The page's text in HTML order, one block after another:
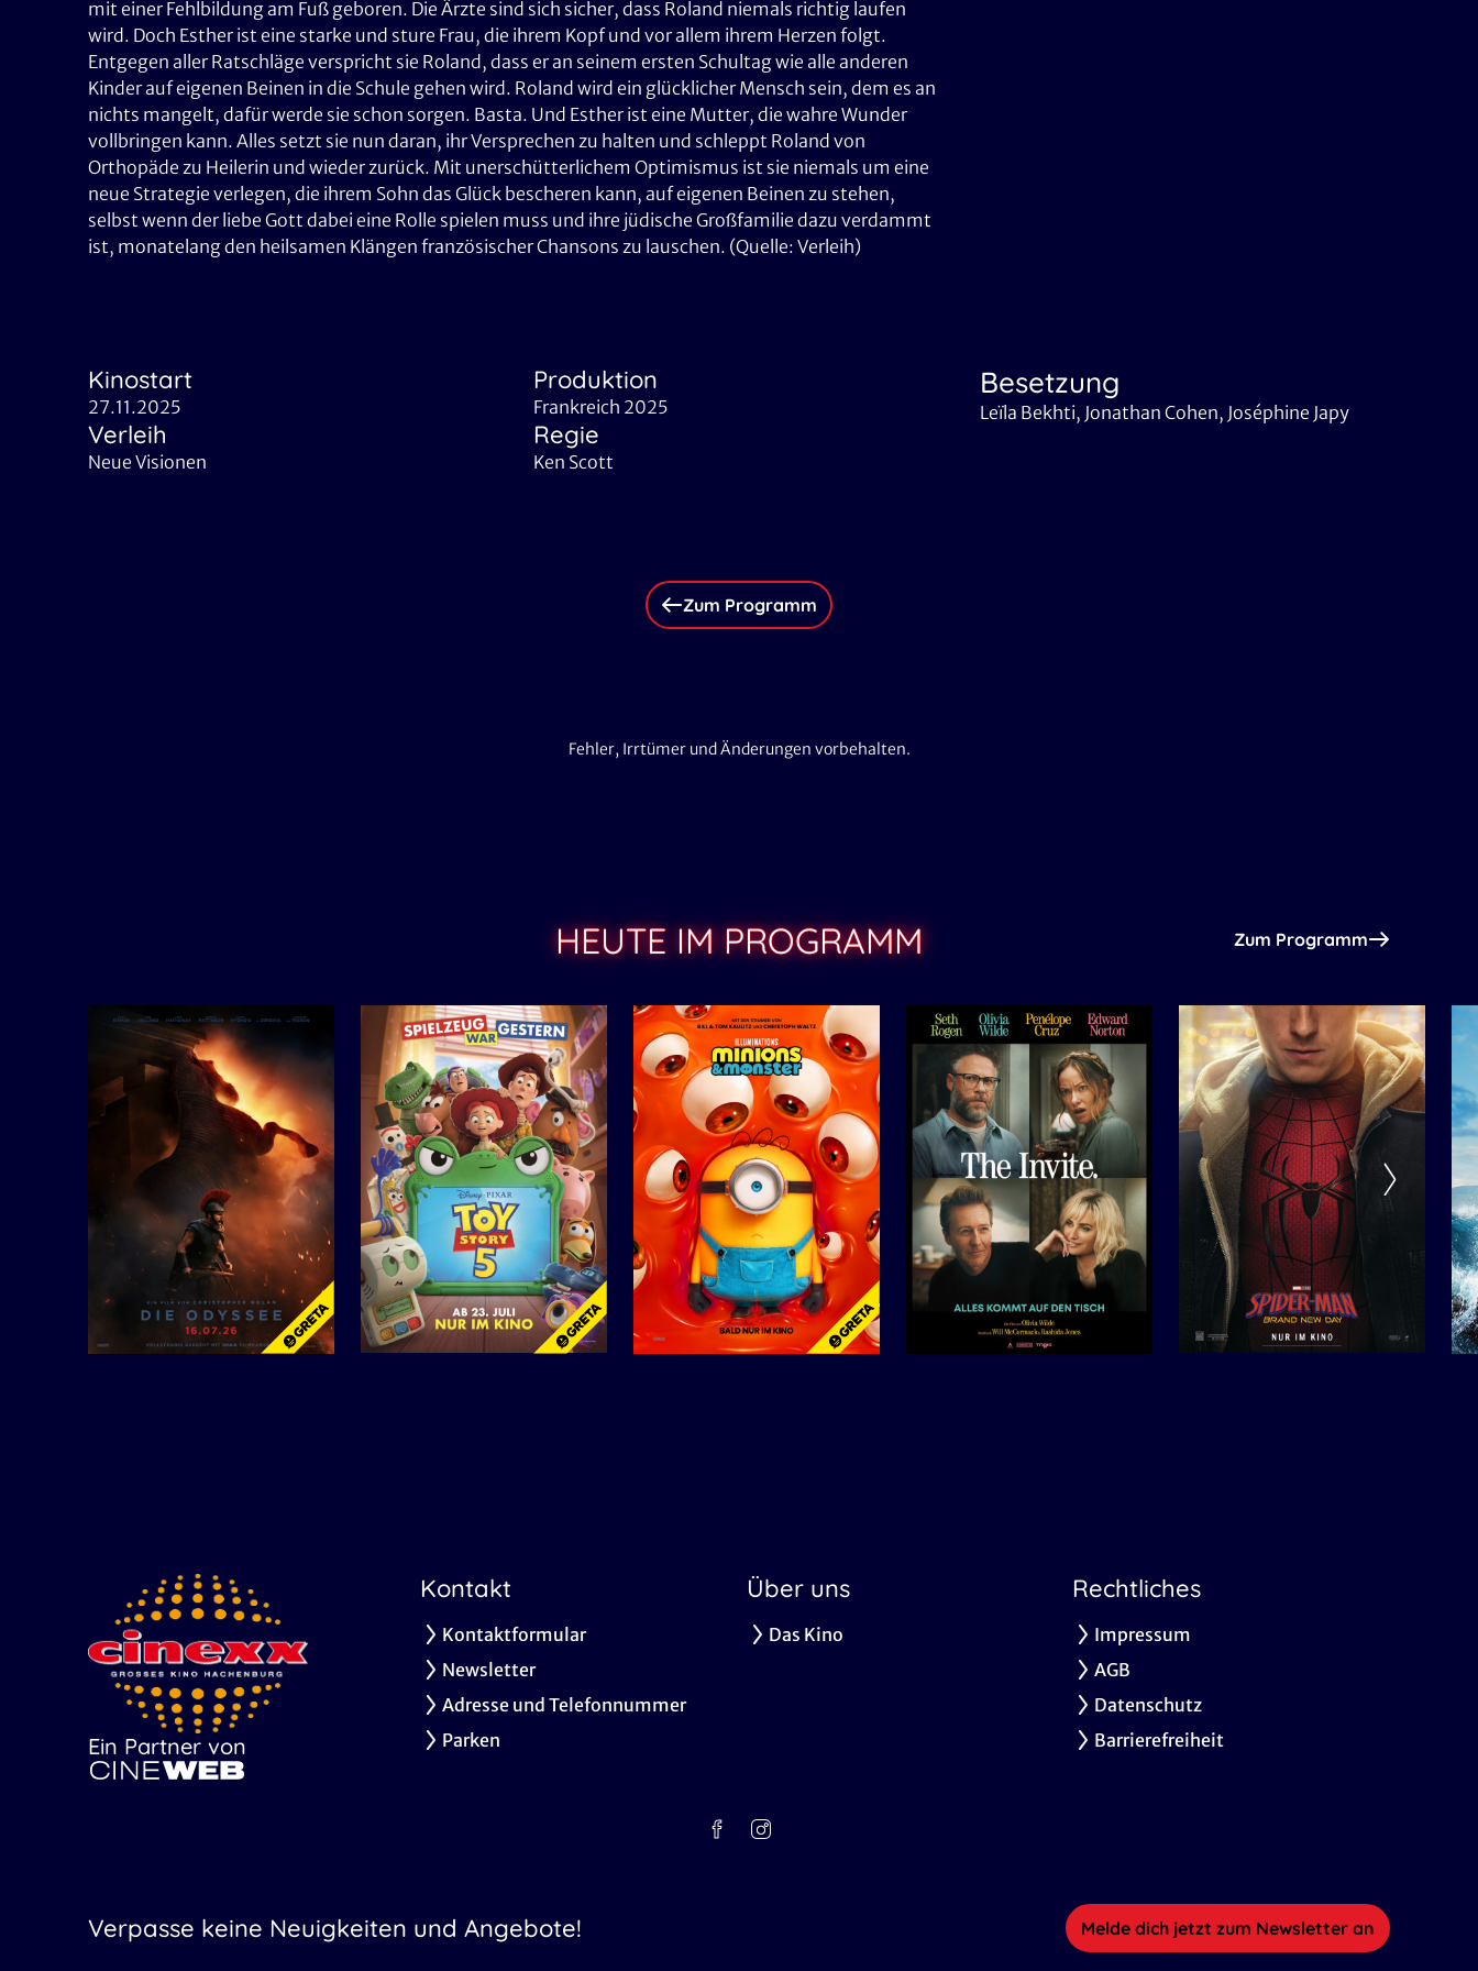
mit einer Fehlbildung am Fuß geboren. Die Ärzte sind sich sicher, dass Roland niemals richtig laufen
wird. Doch Esther ist eine starke und sture Frau, die ihrem Kopf und vor allem ihrem Herzen folgt.
Entgegen aller Ratschläge verspricht sie Roland, dass er an seinem ersten Schultag wie alle anderen
Kinder auf eigenen Beinen in die Schule gehen wird. Roland wird ein glücklicher Mensch sein, dem es an
nichts mangelt, dafür werde sie schon sorgen. Basta. Und Esther ist eine Mutter, die wahre Wunder
vollbringen kann. Alles setzt sie nun daran, ihr Versprechen zu halten und schleppt Roland von
Orthopäde zu Heilerin und wieder zurück. Mit unerschütterlichem Optimismus ist sie niemals um eine
neue Strategie verlegen, die ihrem Sohn das Glück bescheren kann, auf eigenen Beinen zu stehen,
selbst wenn der liebe Gott dabei eine Rolle spielen muss und ihre jüdische Großfamilie dazu verdammt
ist, monatelang den heilsamen Klängen französischer Chansons zu lauschen. (Quelle: Verleih)
Kinostart
27.11.2025
Produktion
Frankreich 2025
Verleih
Neue Visionen
Regie
Ken Scott
Besetzung
Leïla Bekhti, Jonathan Cohen, Joséphine Japy
Zum Programm
Fehler, Irrtümer und Änderungen vorbehalten.
HEUTE IM PROGRAMM Zum Programm
Ein Partner von
Kontakt
Kontaktformular
Newsletter
Adresse und Telefonnummer
Parken
Über uns
Das Kino
Rechtliches
Impressum
AGB
Datenschutz
Barrierefreiheit
Verpasse keine Neuigkeiten und Angebote! Melde dich jetzt zum Newsletter an